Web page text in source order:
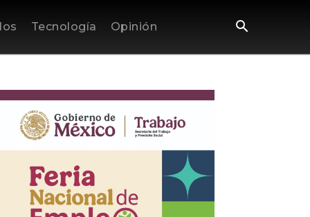
Tecnología Opinión